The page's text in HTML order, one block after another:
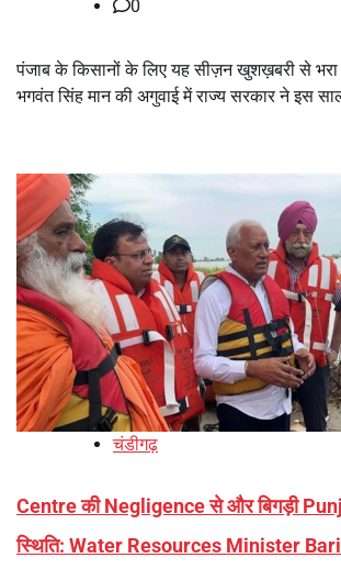
0
पंजाब के किसानों के लिए यह सीज़न खुशख़बरी से भरा
भगवंत सिंह मान की अगुवाई में राज्य सरकार ने इस
चंडीगढ़
Centre की Negligence से और बिगड़ी
स्थिति: Water Resources Minister